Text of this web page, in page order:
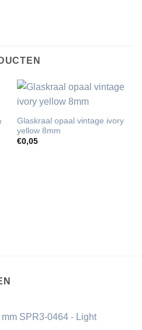
Glaskraal opaal vintage ivory
yellow 8mm
€0,05
SPR3-0464 - Light